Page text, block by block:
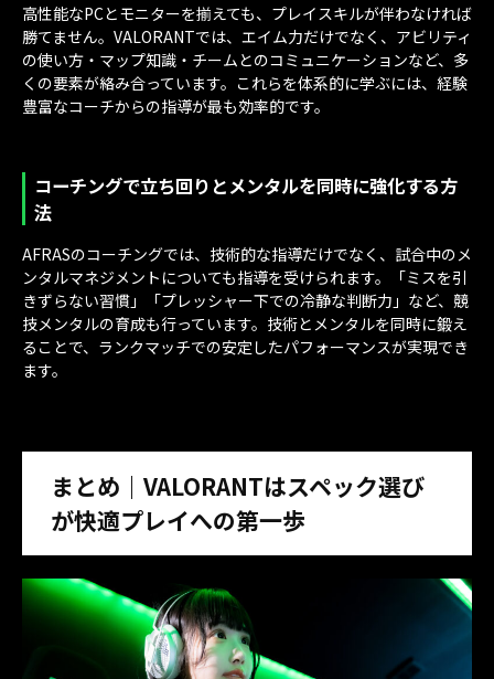
高性能なPCとモニターを揃えても、プレイスキルが伴わなければ
勝てません。VALORANTでは、エイム力だけでなく、アビリティ
の使い方・マップ知識・チームとのコミュニケーションなど、多
くの要素が絡み合っています。これらを体系的に学ぶには、経験
豊富なコーチからの指導が最も効率的です。
コーチングで立ち回りとメンタルを同時に強化する方
法
AFRASのコーチングでは、技術的な指導だけでなく、試合中のメ
ンタルマネジメントについても指導を受けられます。「ミスを引
きずらない習慣」「プレッシャー下での冷静な判断力」など、競
技メンタルの育成も行っています。技術とメンタルを同時に鍛え
ることで、ランクマッチでの安定したパフォーマンスが実現でき
ます。
まとめ｜VALORANTはスペック選び
が快適プレイへの第一歩